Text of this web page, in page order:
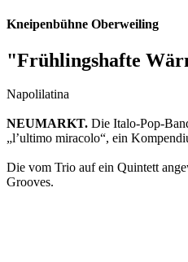
Kneipenbühne Oberweiling
"Frühlingshafte
Napolilatina
NEUMARKT. Die Italo-Pop-
„l’ultimo miracolo“, ein
Die vom Trio auf ein Quintett
Grooves.